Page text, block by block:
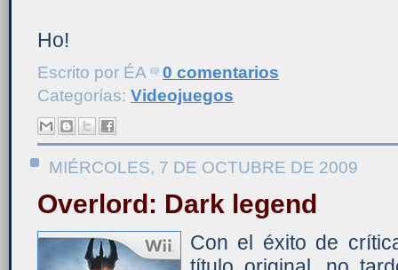
Ho!
Escrito por ÉA
0 comentarios
Categorías: Videojuegos
MIÉRCOLES, 7 DE OCTUBRE DE 2009
Overlord: Dark legend
Con el éxito de